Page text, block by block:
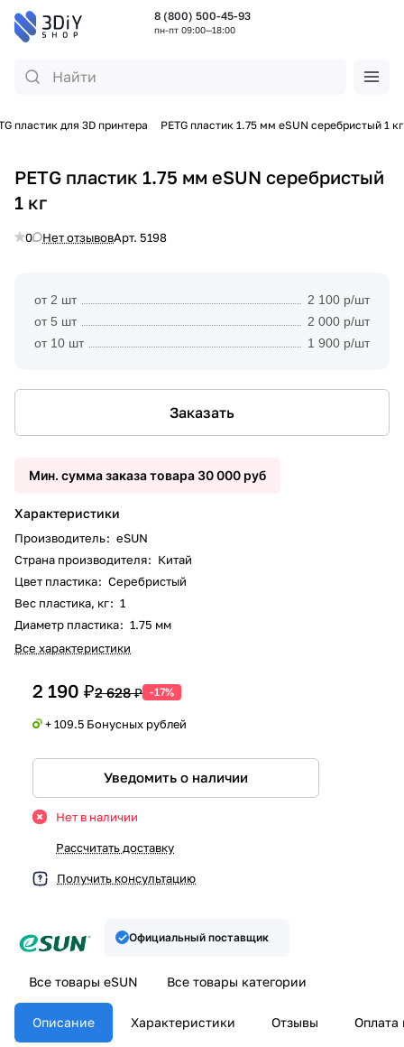
8 (800) 500-45-93
пн-пт 09:00—18:00
пластик для 3D принтера PETG пластик 1.75 мм eSUN серебристый 1 кг
PETG пластик 1.75 мм eSUN серебристый
1 кг
0 Нет отзывовАрт. 5198
от 2 шт
2 100 р/шт
от 5 шт
2 000 р/шт
от 10 шт
1 900 р/шт
Заказать
Мин. сумма заказа товара 30 000 руб
Характеристики
Производитель: eSUN
Страна производителя: Китай
Цвет пластика: Серебристый
Вес пластика, кг: 1
Диаметр пластика: 1.75 мм
Все характеристики
2 190 ₽2 628 ₽ -17%
+ 109.5 Бонусных рублей
Уведомить о наличии
Нет в наличии
Рассчитать доставку
Получить консультацию
Официальный поставщик
Все товары eSUN Все товары категории
Описание Характеристики Отзывы Оплата